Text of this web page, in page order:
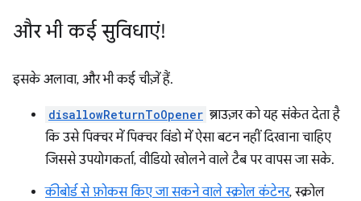
और भी कई सुविधाएं!
इसके अलावा, और भी कई चीज़ें हैं.
disallowReturnToOpener ब्राउज़र को यह संकेत देता है
कि उसे पिक्चर में पिक्चर विंडो में ऐसा बटन नहीं दिखाना चाहिए
जिससे उपयोगकर्ता, वीडियो खोलने वाले टैब पर वापस जा सके.
कीबोर्ड से फ़ोकस किए जा सकने वाले स्क्रोल कंटेनर, स्क्रोल